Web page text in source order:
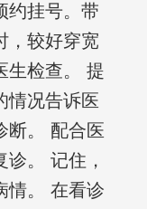
约挂号。带
，较好穿宽
生检查。 提
情况告诉医
断。 配合医
。 记住，
情。 在看诊